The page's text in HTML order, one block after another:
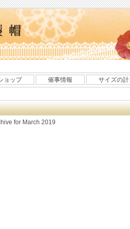
ョップ 催事情報 サイズの
for March 2019